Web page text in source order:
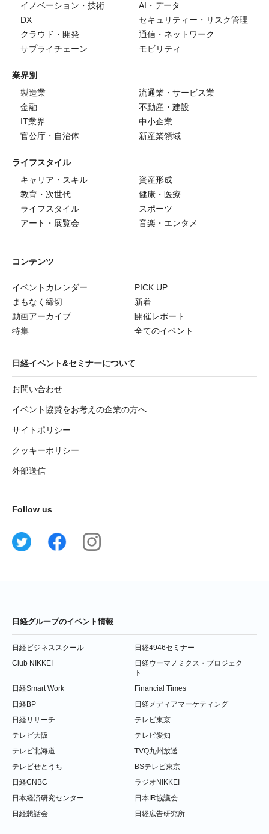
イノベーション・技術
AI・データ
DX
セキュリティー・リスク管理
クラウド・開発
通信・ネットワーク
サプライチェーン
モビリティ
業界別
製造業
流通業・サービス業
金融
不動産・建設
IT業界
中小企業
官公庁・自治体
新産業領域
ライフスタイル
キャリア・スキル
資産形成
教育・次世代
健康・医療
ライフスタイル
スポーツ
アート・展覧会
音楽・エンタメ
コンテンツ
イベントカレンダー
PICK UP
まもなく締切
新着
動画アーカイブ
開催レポート
特集
全てのイベント
日経イベント&セミナーについて
お問い合わせ
イベント協賛をお考えの企業の方へ
サイトポリシー
クッキーポリシー
外部送信
Follow us
日経グループのイベント情報
日経ビジネススクール
日経4946セミナー
Club NIKKEI
日経ウーマノミクス・プロジェク
ト
日経Smart Work
Financial Times
日経BP
日経メディアマーケティング
日経リサーチ
テレビ東京
テレビ大阪
テレビ愛知
テレビ北海道
TVQ九州放送
テレビせとうち
BSテレビ東京
日経CNBC
ラジオNIKKEI
日本経済研究センター
日本IR協議会
日経懇話会
日経広告研究所